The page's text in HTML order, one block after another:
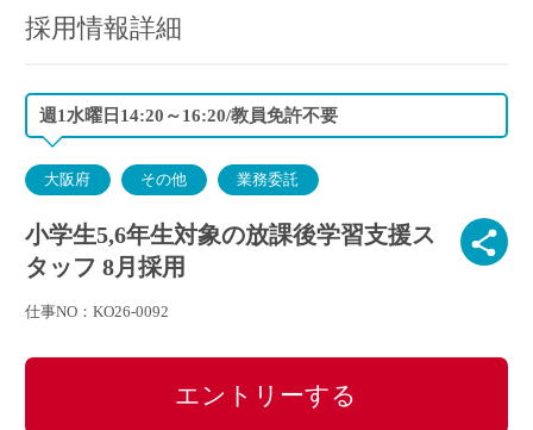
採用情報詳細
週1水曜日14:20～16:20/教員免許不要
大阪府 その他 業務委託
小学生5,6年生対象の放課後学習支援ス
タッフ 8月採用
仕事NO：KO26-0092
エントリーする